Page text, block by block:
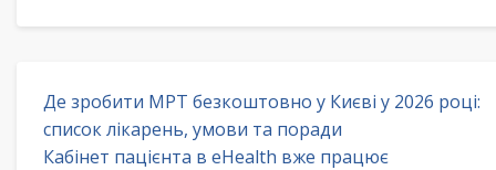
Де зробити МРТ безкоштовно у Києві у 2026 році:
список лікарень, умови та поради
Кабінет пацієнта в eHealth вже працює